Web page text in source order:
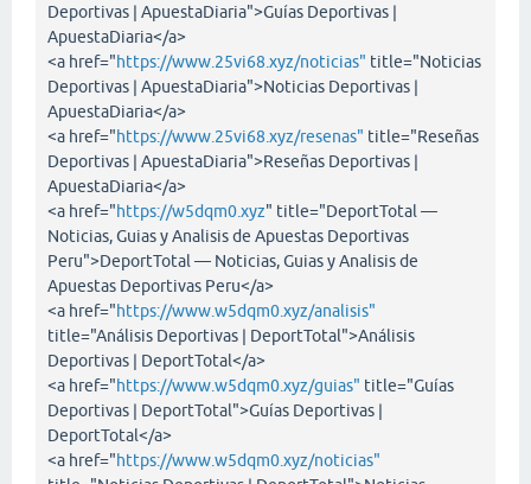
Deportivas | ApuestaDiaria">Guías Deportivas |
ApuestaDiaria</a>
<a href="https://www.25vi68.xyz/noticias" title="Noticias
Deportivas | ApuestaDiaria">Noticias Deportivas |
ApuestaDiaria</a>
<a href="https://www.25vi68.xyz/resenas" title="Reseñas
Deportivas | ApuestaDiaria">Reseñas Deportivas |
ApuestaDiaria</a>
<a href="https://w5dqm0.xyz" title="DeportTotal —
Noticias, Guias y Analisis de Apuestas Deportivas
Peru">DeportTotal — Noticias, Guias y Analisis de
Apuestas Deportivas Peru</a>
<a href="https://www.w5dqm0.xyz/analisis"
title="Análisis Deportivas | DeportTotal">Análisis
Deportivas | DeportTotal</a>
<a href="https://www.w5dqm0.xyz/guias" title="Guías
Deportivas | DeportTotal">Guías Deportivas |
DeportTotal</a>
<a href="https://www.w5dqm0.xyz/noticias"